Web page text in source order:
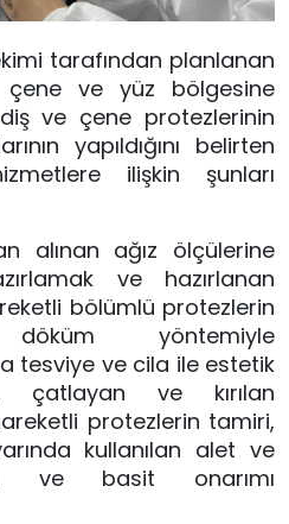
tarafından planlanan
ve yüz bölgesine
ve çene protezlerinin
yapıldığını belirten
ilişkin şunları
alınan ağız ölçülerine
ve hazırlanan
bölümlü protezlerin
döküm yöntemiyle
tesviye ve cila ile estetik
çatlayan ve kırılan
protezlerin tamiri,
kullanılan alet ve
ve basit onarımı